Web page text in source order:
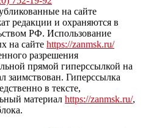
на сайте
редакции и охраняются в
РФ. Использование
на сайте https://zanmsk.ru/
разрешения
прямой гиперссылкой на
заимствован. Гиперссылка
в тексте,
материал https://zanmsk.ru/,